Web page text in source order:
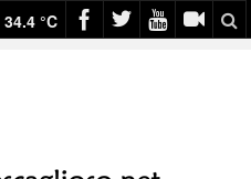
34.4 °C